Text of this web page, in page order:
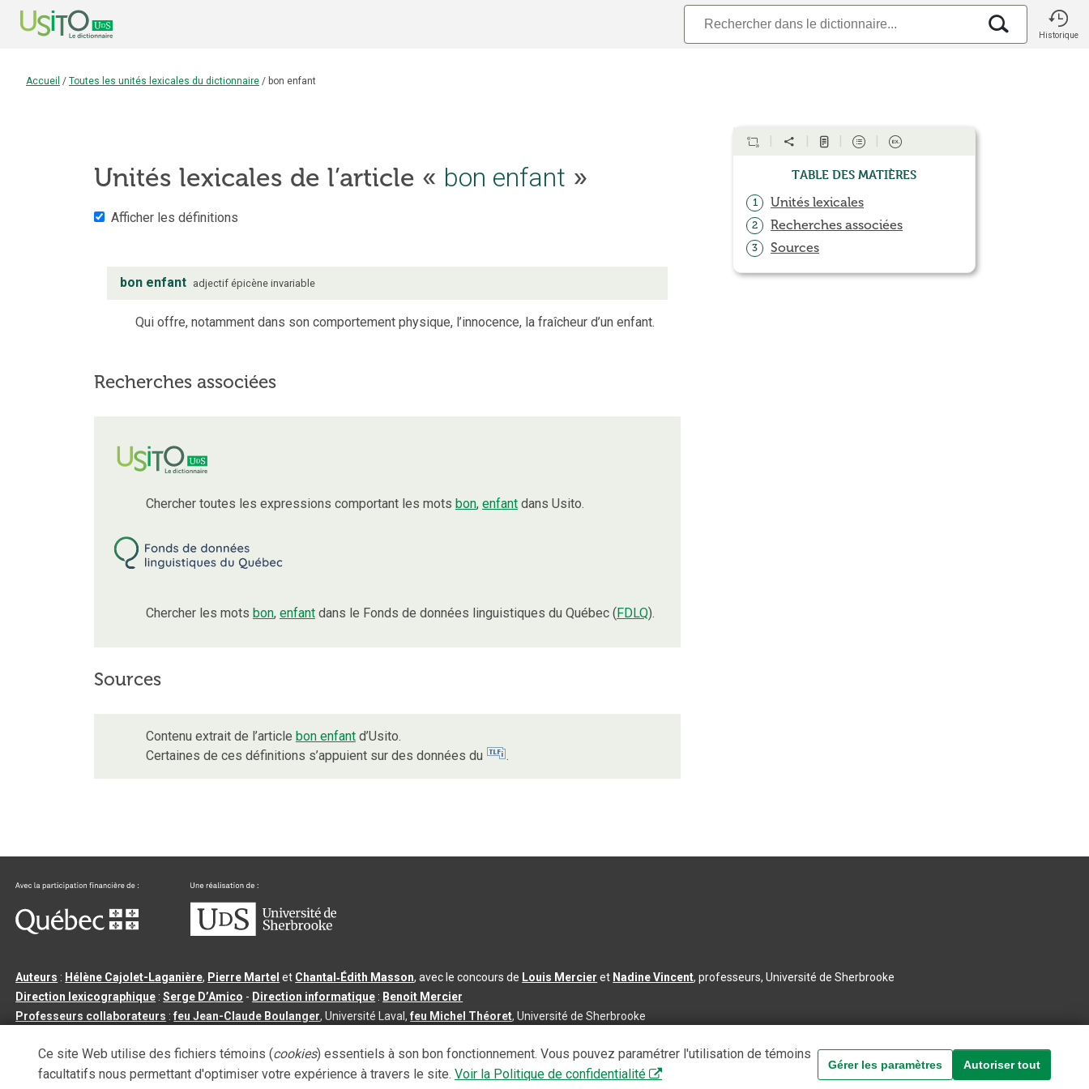
Historique
Accueil / Toutes les unités lexicales du dictionnaire / bon enfant
Unités lexicales de l’article « bon enfant »
Afficher les définitions
bon enfant adjectif épicène invariable
Qui offre, notamment dans son comportement physique, l’innocence, la fraîcheur d’un enfant.
Recherches associées
Chercher toutes les expressions comportant les mots bon, enfantdans Usito.
Chercher les mots bon, enfantdans le Fonds de données linguistiques du Québec (FDLQ).
Sources
Contenu extrait de l’article bon enfantd’Usito.
Certaines de ces définitions s’appuient sur des données du
.
Table des matières
1 Unités lexicales
2 Recherches associées
3 Sources
Auteurs : Hélène Cajolet-Laganière, Pierre Martel et Chantal‑Édith Masson, avec le concours de Louis Mercier et Nadine Vincent, professeurs, Université de Sherbrooke
Direction lexicographique :Serge D’Amico - Direction informatique : Benoit Mercier
Professeurs collaborateurs :feu Jean-Claude Boulanger, Université Laval,feu Michel Théoret, Université de Sherbrooke
Tous droits réservés©Université de Sherbrooke |3.2.2- Dernière mise à jour du contenu :2026-08-03
Ce site Web utilise des fichiers témoins (cookies) essentiels à son bon fonctionnement. Vous pouvez paramétrer l'utilisation de témoins
facultatifs nous permettant d'optimiser votre expérience à travers le site. Voir la Politique de confidentialité
Gérer les paramètres Autoriser tout